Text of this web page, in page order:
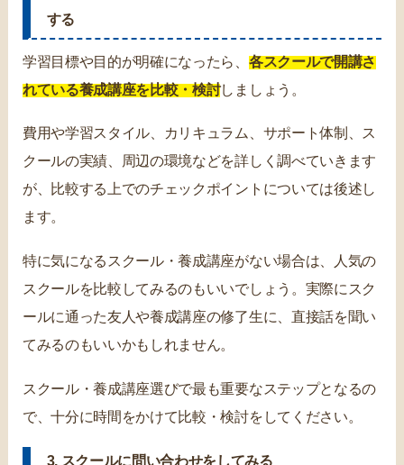
する
学習目標や目的が明確になったら、 各スクールで開講さ
れている養成講座を比較・検討しましょう。
費用や学習スタイル、カリキュラム、サポート体制、ス
クールの実績、周辺の環境などを詳しく調べていきます
が、比較する上でのチェックポイントについては後述し
ます。
特に気になるスクール・養成講座がない場合は、人気の
スクールを比較してみるのもいいでしょう。実際にスク
ールに通った友人や養成講座の修了生に、直接話を聞い
てみるのもいいかもしれません。
スクール・養成講座選びで最も重要なステップとなるの
で、十分に時間をかけて比較・検討をしてください。
3. スクールに問い合わせをしてみる